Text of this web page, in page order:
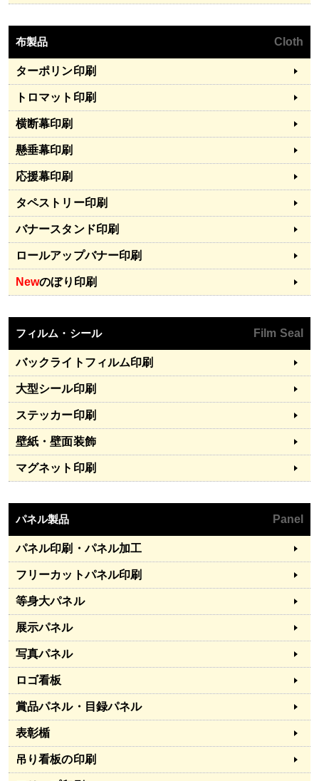
布製品 Cloth
ターポリン印刷
トロマット印刷
横断幕印刷
懸垂幕印刷
応援幕印刷
タペストリー印刷
バナースタンド印刷
ロールアップバナー印刷
Newのぼり印刷
フィルム・シール Film Seal
バックライトフィルム印刷
大型シール印刷
ステッカー印刷
壁紙・壁面装飾
マグネット印刷
パネル製品 Panel
パネル印刷・パネル加工
フリーカットパネル印刷
等身大パネル
展示パネル
写真パネル
ロゴ看板
賞品パネル・目録パネル
表彰楯
吊り看板の印刷